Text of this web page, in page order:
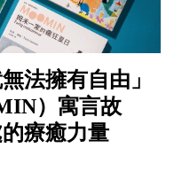
法擁有自由」
）寓言故
療癒力量